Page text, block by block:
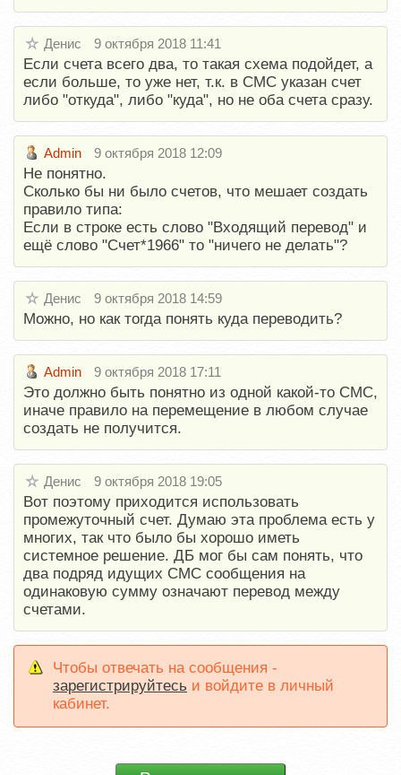
Денис 9 октября 2018 11:41
Если счета всего два, то такая схема подойдет, а
если больше, то уже нет, т.к. в СМС указан счет
либо "откуда", либо "куда", но не оба счета сразу.
Admin 9 октября 2018 12:09
Не понятно.
Сколько бы ни было счетов, что мешает создать
правило типа:
Если в строке есть слово "Входящий перевод" и
ещё слово "Счет*1966" то "ничего не делать"?
Денис 9 октября 2018 14:59
Можно, но как тогда понять куда переводить?
Admin 9 октября 2018 17:11
Это должно быть понятно из одной какой-то СМС,
иначе правило на перемещение в любом случае
создать не получится.
Денис 9 октября 2018 19:05
Вот поэтому приходится использовать
промежуточный счет. Думаю эта проблема есть у
многих, так что было бы хорошо иметь
системное решение. ДБ мог бы сам понять, что
два подряд идущих СМС сообщения на
одинаковую сумму означают перевод между
счетами.
Чтобы отвечать на сообщения -
зарегистрируйтесь и войдите в личный
кабинет.